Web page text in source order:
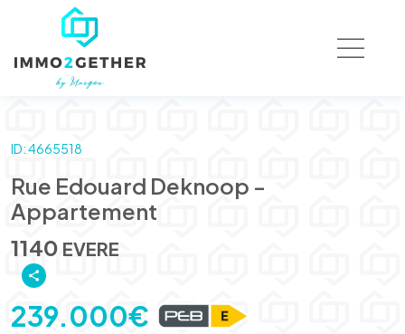
ID: 4665518
Rue Edouard Deknoop -
Appartement
1140 EVERE
239.000€